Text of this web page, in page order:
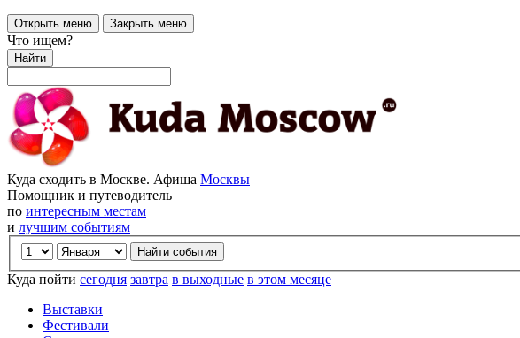
Открыть меню Закрыть меню
Что ищем?
Найти
Куда сходить в Москве. Афиша Москвы
Помощник и путеводитель
по интересным местам
и лучшим событиям
Куда пойти сегодня завтра в выходные в этом месяце
Выставки
Фестивали